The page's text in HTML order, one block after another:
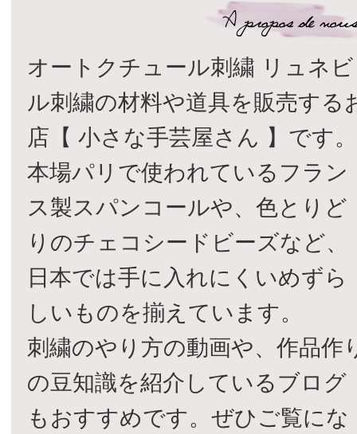
オートクチュール刺繍 リュネビ
ル刺繍の材料や道具を販売する
店【 小さな手芸屋さん 】です。
本場パリで使われているフラン
ス製スパンコールや、色とりど
りのチェコシードビーズなど、
日本では手に入れにくいめずら
しいものを揃えています。
刺繍のやり方の動画や、作品作
の豆知識を紹介しているブログ
もおすすめです。ぜひご覧にな